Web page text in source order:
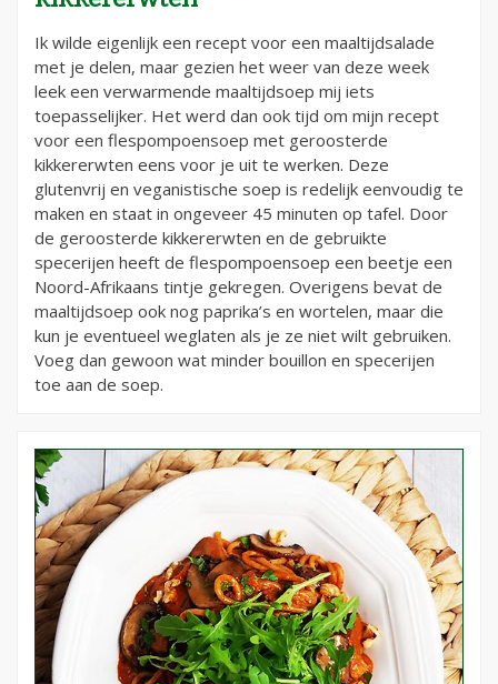
Ik wilde eigenlijk een recept voor een maaltijdsalade
met je delen, maar gezien het weer van deze week
leek een verwarmende maaltijdsoep mij iets
toepasselijker. Het werd dan ook tijd om mijn recept
voor een flespompoensoep met geroosterde
kikkererwten eens voor je uit te werken. Deze
glutenvrij en veganistische soep is redelijk eenvoudig te
maken en staat in ongeveer 45 minuten op tafel. Door
de geroosterde kikkererwten en de gebruikte
specerijen heeft de flespompoensoep een beetje een
Noord-Afrikaans tintje gekregen. Overigens bevat de
maaltijdsoep ook nog paprika’s en wortelen, maar die
kun je eventueel weglaten als je ze niet wilt gebruiken.
Voeg dan gewoon wat minder bouillon en specerijen
toe aan de soep.